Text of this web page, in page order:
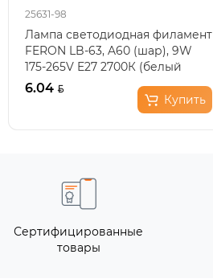
25631-98
Лампа светодиодная филамент
FERON LB-63, A60 (шар), 9W
175-265V E27 2700К (белый
теплый), рассеивате..
6.04
Купить
Сертифицированные
товары